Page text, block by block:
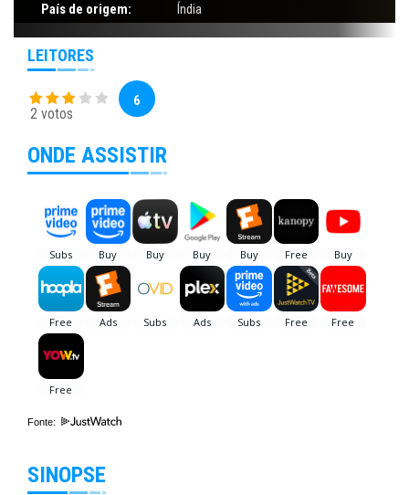
País de origem:
Índia
LEITORES
2 votos
6
ONDE ASSISTIR
Fonte:
SINOPSE